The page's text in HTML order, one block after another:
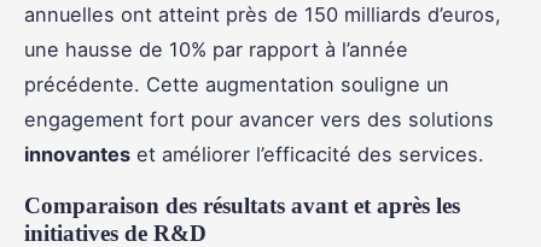
annuelles ont atteint près de 150 milliards d’euros,
une hausse de 10% par rapport à l’année
précédente. Cette augmentation souligne un
engagement fort pour avancer vers des solutions
innovantes et améliorer l’efficacité des services.
Comparaison des résultats avant et après les
initiatives de R&D